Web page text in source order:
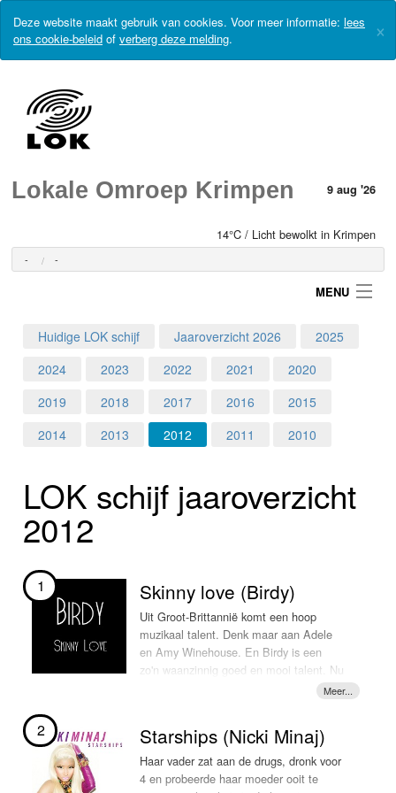
Deze website maakt gebruik van cookies. Voor meer informatie: lees
ons cookie-beleid of verberg deze melding. ×
Lokale Omroep Krimpen 9 aug '26
14°C / Licht bewolkt in Krimpen
- -
MENU
Home
Programma's
Nieuws
Foto's
Video
Webcam
Huidige LOK schijf Jaaroverzicht 2026
2025
2024
2023 2022 2021
2020
2019
2018 2017 2016
2015
2014
2013 2012 2011 2010
LOK schijf jaar­over­zicht
2012
1 Skinny love (Birdy)
Uit Groot-Brittannië komt een hoop
muzikaal talent. Denk maar aan Adele
en Amy Winehouse. En Birdy is een
zo'n waanzinnig goed en mooi talent. Nu
Met haar mooie, fragiele stem en
prachtige pianospel heeft ze al aardig
wat hits gescoord. En dat op
2 Starships (Nicki Minaj)
Haar vader zat aan de drugs, dronk voor
4 en probeerde haar moeder ooit te